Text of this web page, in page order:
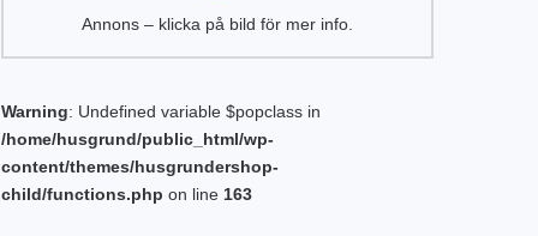
Annons – klicka på bild för mer info.
Warning: Undefined variable $popclass in
/home/husgrund/public_html/wp-
content/themes/husgrundershop-
child/functions.php on line 163